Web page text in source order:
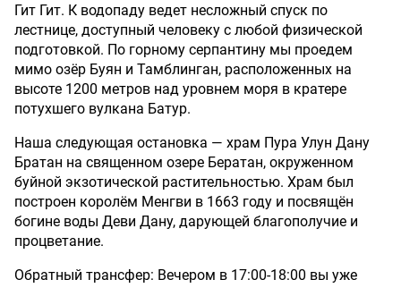
Гит Гит. К водопаду ведет несложный спуск по
лестнице, доступный человеку с любой физической
подготовкой. По горному серпантину мы проедем
мимо озёр Буян и Тамблинган, расположенных на
высоте 1200 метров над уровнем моря в кратере
потухшего вулкана Батур.
Наша следующая остановка — храм Пура Улун Дану
Братан на священном озере Бератан, окруженном
буйной экзотической растительностью. Храм был
построен королём Менгви в 1663 году и посвящён
богине воды Деви Дану, дарующей благополучие и
процветание.
Обратный трансфер: Вечером в 17:00-18:00 вы уже